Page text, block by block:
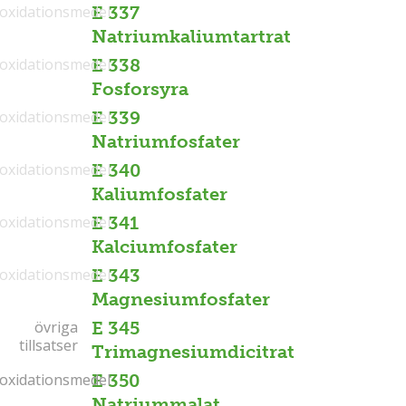
E 337
Natriumkaliumtartrat
E 338
Fosforsyra
E 339
Natriumfosfater
E 340
Kaliumfosfater
E 341
Kalciumfosfater
E 343
Magnesiumfosfater
E 345
Trimagnesiumdicitrat
övriga
tillsatser
övriga
tillsatser
E 350